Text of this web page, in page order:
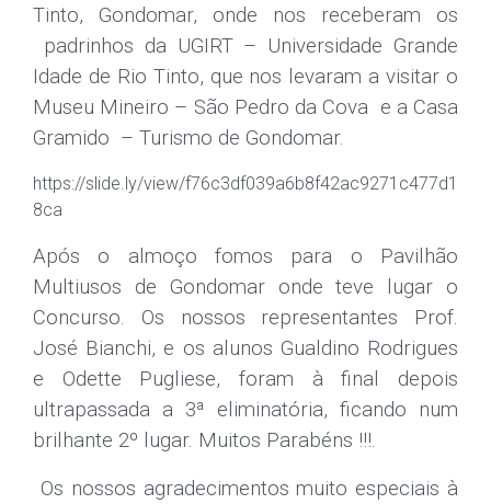
Tinto, Gondomar, onde nos receberam os
padrinhos da UGIRT – Universidade Grande
Idade de Rio Tinto, que nos levaram a visitar o
Museu Mineiro – São Pedro da Cova e a Casa
Gramido – Turismo de Gondomar.
https://slide.ly/view/f76c3df039a6b8f42ac9271c477d1
8ca
Após o almoço fomos para o Pavilhão
Multiusos de Gondomar onde teve lugar o
Concurso. Os nossos representantes Prof.
José Bianchi, e os alunos Gualdino Rodrigues
e Odette Pugliese, foram à final depois
ultrapassada a 3ª eliminatória, ficando num
brilhante 2º lugar. Muitos Parabéns !!!.
Os nossos agradecimentos muito especiais à